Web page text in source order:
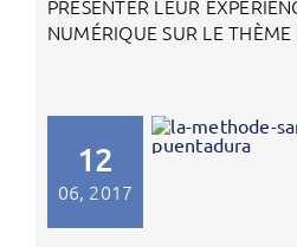
PRÉSENTER LEUR
NUMÉRIQUE SUR LE
12
06, 2017